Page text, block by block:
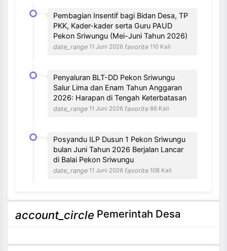
Pembagian Insentif bagi Bidan Desa, TP
PKK, Kader-kader serta Guru PAUD
Pekon Sriwungu (Mei-Juni Tahun 2026)
date_range 11 Juni 2026 favorite 110 Kali
Penyaluran BLT-DD Pekon Sriwungu
Salur Lima dan Enam Tahun Anggaran
2026: Harapan di Tengah Keterbatasan
date_range 11 Juni 2026 favorite 86 Kali
Posyandu ILP Dusun 1 Pekon Sriwungu
bulan Juni Tahun 2026 Berjalan Lancar
di Balai Pekon Sriwungu
date_range 11 Juni 2026 favorite 108 Kali
account_circle Pemerintah Desa
NEVI VILANTI, S.Kom
Bendahara Pekon